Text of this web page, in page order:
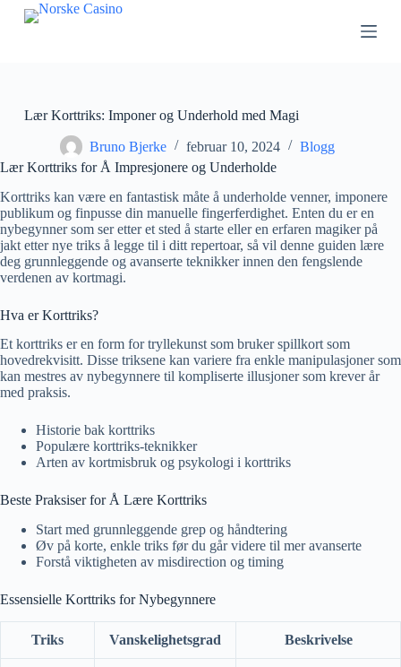
H
n
o
l
d
e
t
Lær Korttriks: Imponer og Underhold med Magi
Bruno Bjerke februar 10, 2024
Blogg
Lær Korttriks for Å Impresjonere og Underholde
Korttriks kan være en fantastisk måte å underholde venner, imponere
publikum og finpusse din manuelle fingerferdighet. Enten du er en
nybegynner som ser etter et sted å starte eller en erfaren magiker på
jakt etter nye triks å legge til i ditt repertoar, så vil denne guiden lære
deg grunnleggende og avanserte teknikker innen den fengslende
verdenen av kortmagi.
Hva er Korttriks?
Et korttriks er en form for tryllekunst som bruker spillkort som
hovedrekvisitt. Disse triksene kan variere fra enkle manipulasjoner som
kan mestres av nybegynnere til kompliserte illusjoner som krever år
med praksis.
Historie bak korttriks
Populære korttriks-teknikker
Arten av kortmisbruk og psykologi i korttriks
Beste Praksiser for Å Lære Korttriks
Start med grunnleggende grep og håndtering
Øv på korte, enkle triks før du går videre til mer avanserte
Forstå viktigheten av misdirection og timing
Essensielle Korttriks for Nybegynnere
Triks Vanskelighetsgrad Beskrivelse